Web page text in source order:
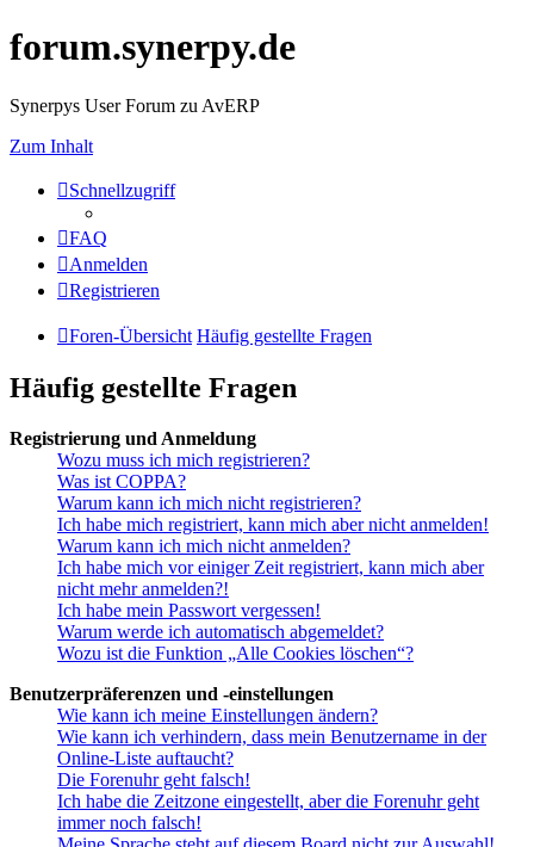
forum.synerpy.de
Synerpys User Forum zu AvERP
Zum Inhalt
Schnellzugriff
FAQ
Anmelden
Registrieren
Foren-Übersicht Häufig gestellte Fragen
Häufig gestellte Fragen
Registrierung und Anmeldung
Wozu muss ich mich registrieren?
Was ist COPPA?
Warum kann ich mich nicht registrieren?
Ich habe mich registriert, kann mich aber nicht anmelden!
Warum kann ich mich nicht anmelden?
Ich habe mich vor einiger Zeit registriert, kann mich aber
nicht mehr anmelden?!
Ich habe mein Passwort vergessen!
Warum werde ich automatisch abgemeldet?
Wozu ist die Funktion „Alle Cookies löschen“?
Benutzerpräferenzen und -einstellungen
Wie kann ich meine Einstellungen ändern?
Wie kann ich verhindern, dass mein Benutzername in der
Online-Liste auftaucht?
Die Forenuhr geht falsch!
Ich habe die Zeitzone eingestellt, aber die Forenuhr geht
immer noch falsch!